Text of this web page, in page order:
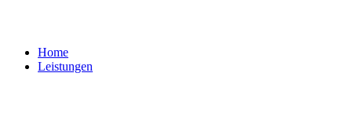
Home
Leistungen